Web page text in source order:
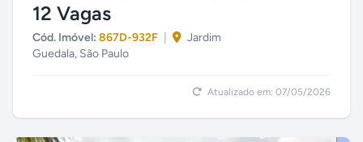
12 Vagas
Cód. Imóvel: 867D-932F
Jardim
Guedala, São Paulo
Atualizado em: 07/05/2026